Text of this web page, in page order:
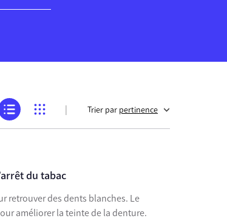
| Trier par pertinence
du tabac
retrouver des dents blanches. Le
améliorer la teinte de la denture.